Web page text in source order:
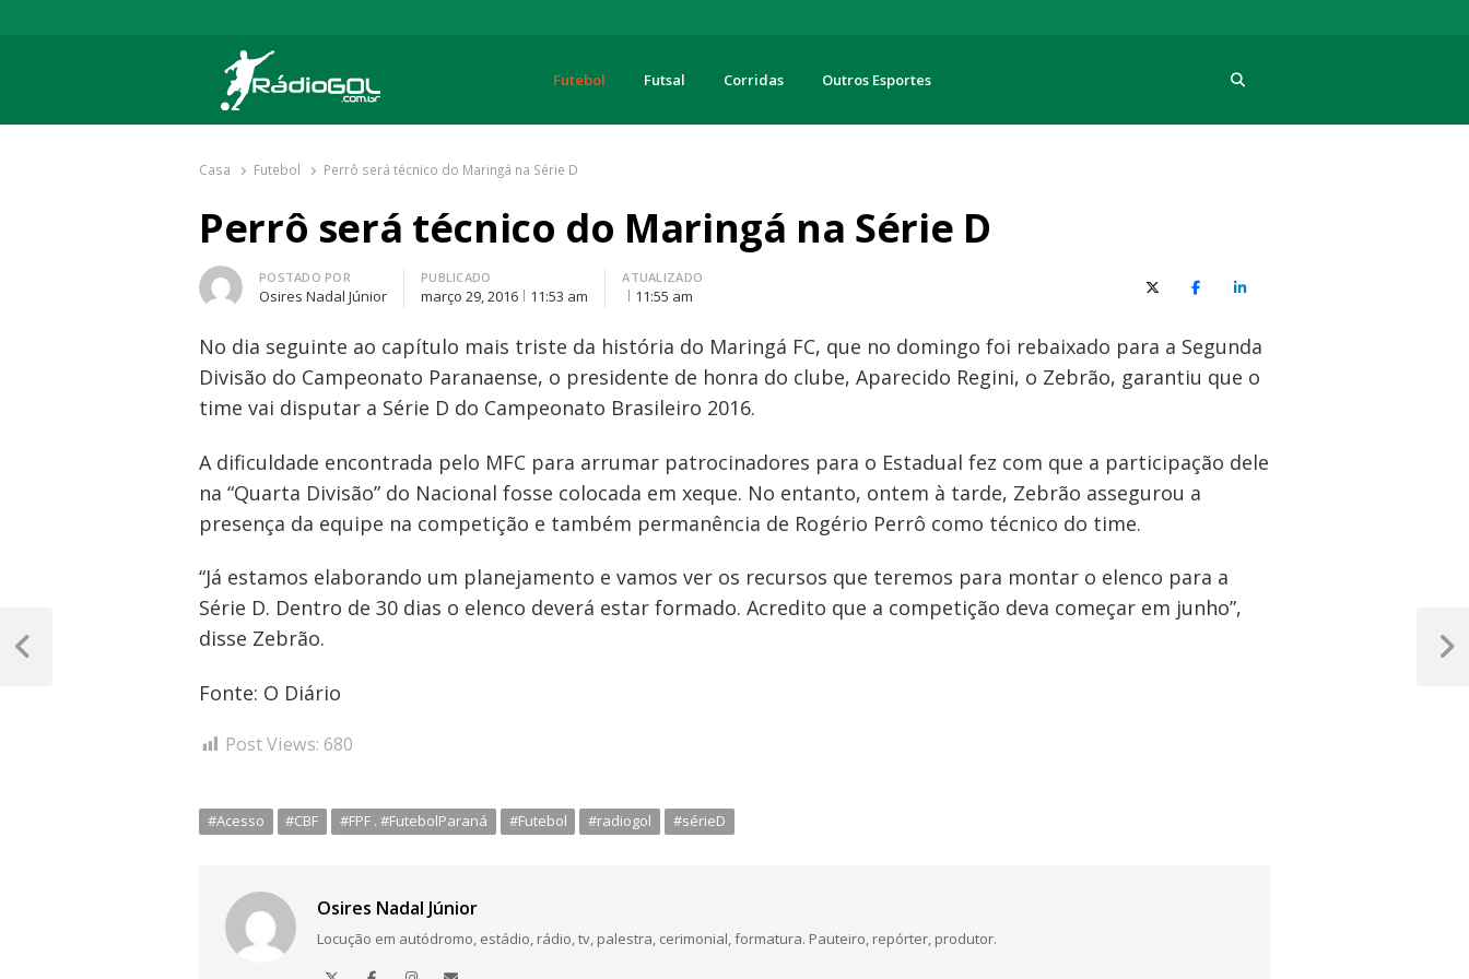
Rádio Gol
Há mais de 20 anos com as melhores coberturas
Futebol Futsal Corridas Outros Esportes
Casa Futebol Perrô será técnico do Maringá na Série D
Perrô será técnico do Maringá na Série D
Autor
POSTADO POR
Osires Nadal Júnior
PUBLICADO
março 29, 2016 11:53 am
ATUALIZADO
11:55 am X (Twitter)FacebookO LinkedIn
No dia seguinte ao capítulo mais triste da história do Maringá FC, que no domingo foi rebaixado para a Segunda
Divisão do Campeonato Paranaense, o presidente de honra do clube, Aparecido Regini, o Zebrão, garantiu que o
time vai disputar a Série D do Campeonato Brasileiro 2016.
A dificuldade encontrada pelo MFC para arrumar patrocinadores para o Estadual fez com que a participação dele
na “Quarta Divisão” do Nacional fosse colocada em xeque. No entanto, ontem à tarde, Zebrão assegurou a
presença da equipe na competição e também permanência de Rogério Perrô como técnico do time.
“Já estamos elaborando um planejamento e vamos ver os recursos que teremos para montar o elenco para a
Série D. Dentro de 30 dias o elenco deverá estar formado. Acredito que a competição deva começar em junho”,
disse Zebrão.
Fonte: O Diário
Post Views: 680
#Acesso #CBF #FPF . #FutebolParaná #Futebol #radiogol #sérieD
Osires Nadal Júnior
Locução em autódromo, estádio, rádio, tv, palestra, cerimonial, formatura. Pauteiro, repórter, produtor.
Navegação
de
Post